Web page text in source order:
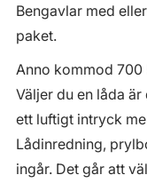
Bengavlar med
paket.
Anno kommod 700
Väljer du en låda
ett luftigt intryck
Lådinredning,
ingår. Det går att